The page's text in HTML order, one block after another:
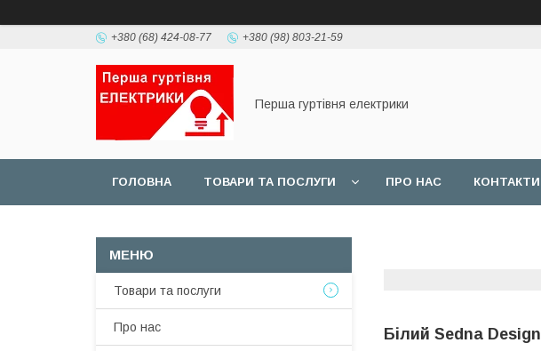
+380 (68) 424-08-77 +380 (98) 803-21-59
Перша гуртівня електрики
ГОЛОВНА ТОВАРИ ТА ПОСЛУГИ ПРО НАС КОНТАКТИ
Білий Sedna Design
Товари та послуги
Про нас